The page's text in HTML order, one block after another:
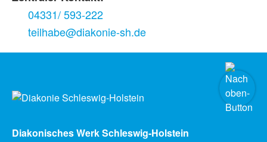
04331/ 593-222
teilhabe@diakonie-sh.de
Diakonisches Werk Schleswig-Holstein